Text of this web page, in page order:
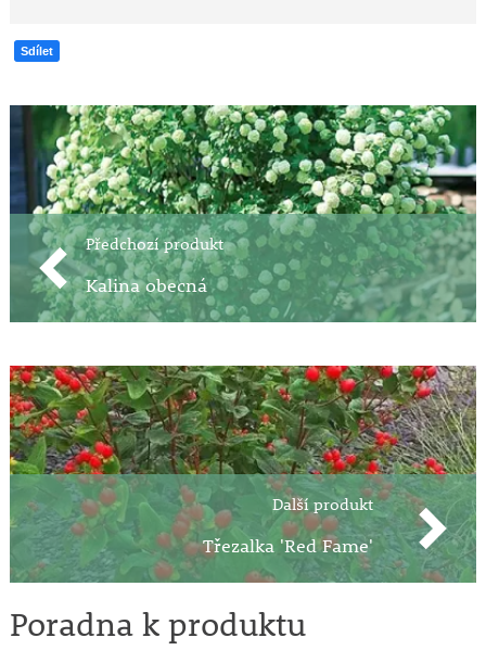
Sdílet
Předchozí produkt
Kalina obecná
Další produkt
Třezalka 'Red Fame'
Poradna k produktu